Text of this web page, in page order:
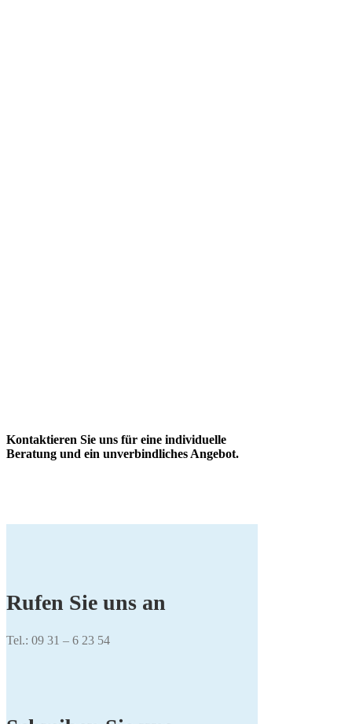
Kontaktieren Sie uns für eine individuelle
Beratung und ein unverbindliches Angebot.
Rufen Sie uns an
Tel.: 09 31 – 6 23 54